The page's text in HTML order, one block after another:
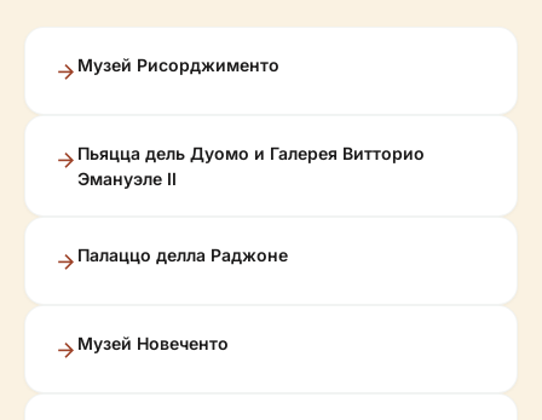
Музей Рисорджименто
Пьяцца дель Дуомо и Галерея Витторио
Эмануэле II
Палаццо делла Раджоне
Музей Новеченто